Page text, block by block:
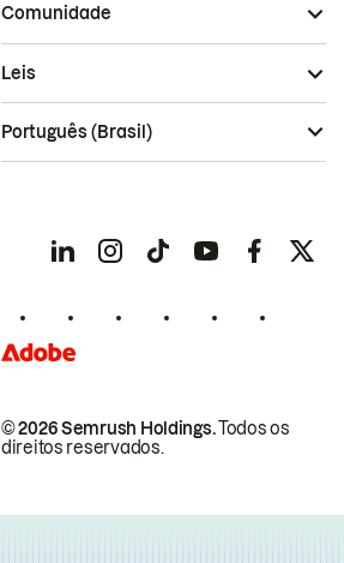
Comunidade
© 2026 Semrush Holdings.Todos os
direitos reservados.
Leis
Português (Brasil)